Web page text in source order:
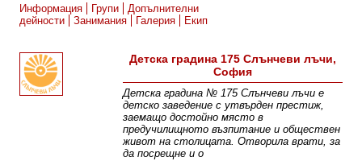
Информация
Групи
Допълнителни
дейности
Занимания Галерия Екип
Детска градина 175 Слънчеви лъчи,
София
Детска градина № 175 Слънчеви лъчи e
детско заведение с утвърден престиж,
заемащо достойно място в
предучилищното възпитание и обществен
живот на столицата. Отворила врати, за
да посрещне и о